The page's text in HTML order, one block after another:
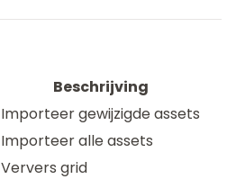
Beschrijving
Importeer gewijzigde assets
Importeer alle assets
Ververs grid